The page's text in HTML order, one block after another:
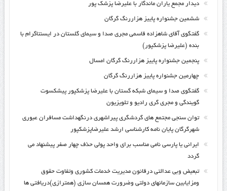
دیدار مجمع یاران ماندگار با علیرضا پزشک پور
ششمین جشنواره پاییز هزاررنگ گرگان
گفتگوی آقای شاهزاده قاسمی مجری صدا و سیمای گلستان در ایسنتاگرام با
بنده (علیرضا پزشکپور)
پنجمین جشنواره پاییز هزاررنگ گرگان امسال
چهارمین جشنواره پاییز هزاررنگ گرگان
گفتگوی صدا و سیمای شبکه گستان با علیرضا پزشکپور پیشکسوت
گویندگی و مجری گری رادیو و تلویزیون
توان سنجی مجتمع های گردشگری پیراشهری درنگهداشت مسافران عبوری
شهرگرگان پایان نامه کارشناسی ارشد علیرضاپزشکپور
ایرانی یا پارسی نامی مناسب برای واحد پولی حذف چهار صفر پیشنهاد می
گردد
تبعیض وبی عدالتی درقانون مدیریت خدمات کشوری وتفاوت حقوق
ومزایابین سازمانهای دولتی وضرورت همسان سازی (همترازی)دریافتی ها